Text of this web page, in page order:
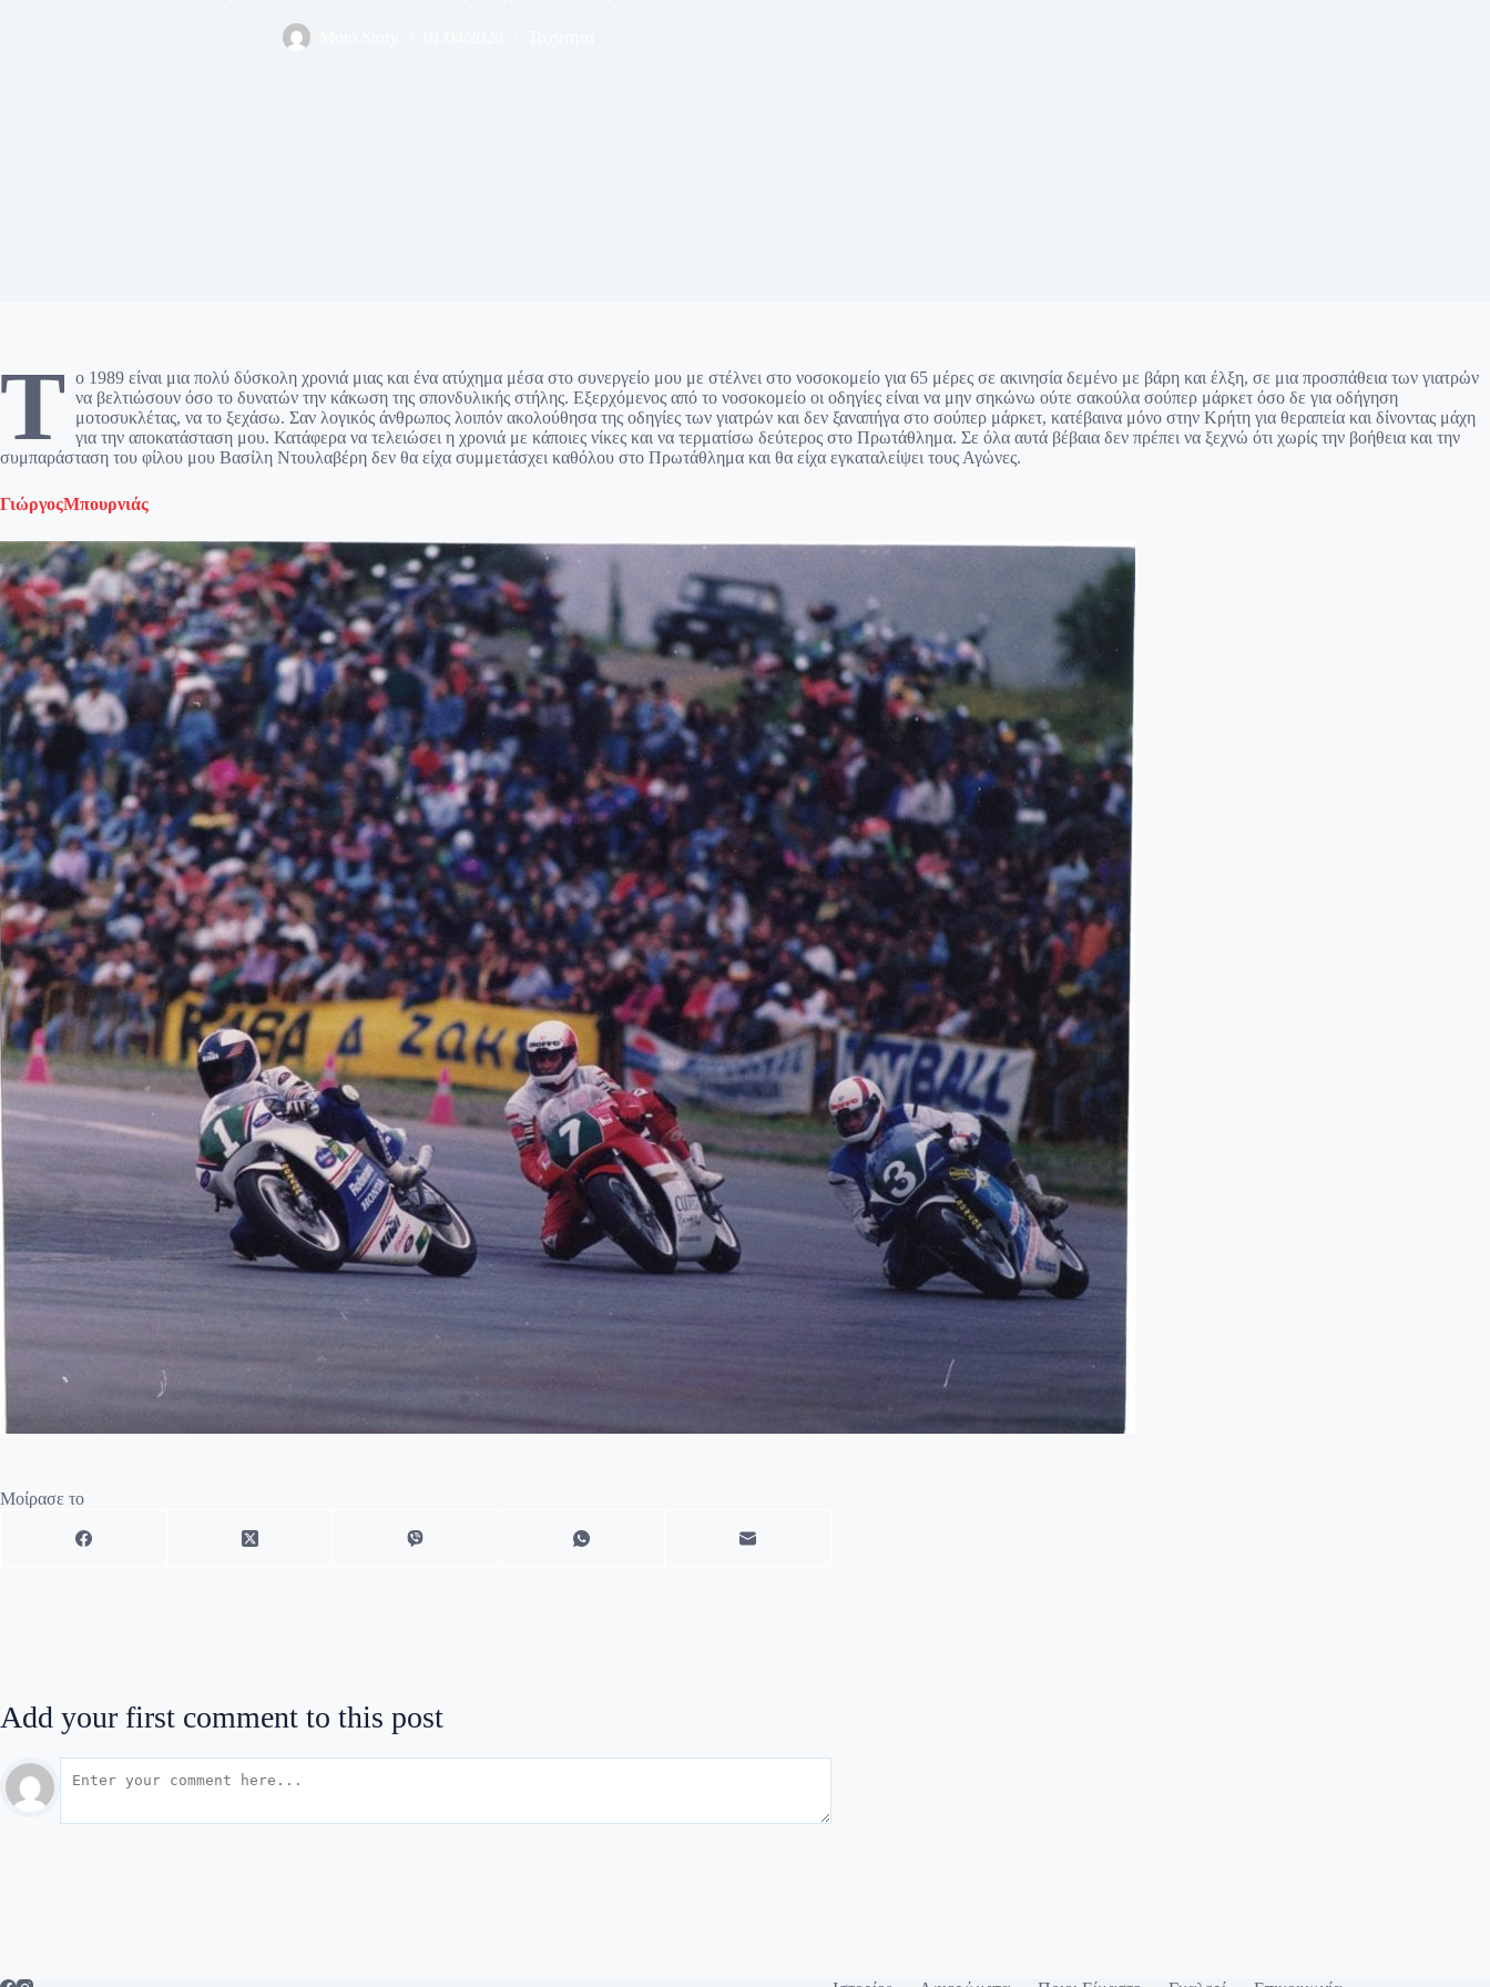
Τ ο 1989 είναι μια πολύ δύσκολη χρονιά μιας και ένα ατύχημα μέσα στο συνεργείο μου με στέλνει στο νοσοκομείο για 65 μέρες σε ακινησία δεμένο με βάρη και έλξη, σε μια προσπάθεια των γιατρών
να βελτιώσουν όσο το δυνατών την κάκωση της σπονδυλικής στήλης. Εξερχόμενος από το νοσοκομείο οι οδηγίες είναι να μην σηκώνω ούτε σακούλα σούπερ μάρκετ όσο δε για οδήγηση
μοτοσυκλέτας, να το ξεχάσω. Σαν λογικός άνθρωπος λοιπόν ακολούθησα της οδηγίες των γιατρών και δεν ξαναπήγα στο σούπερ μάρκετ, κατέβαινα μόνο στην Κρήτη για θεραπεία και δίνοντας μάχη
για την αποκατάσταση μου. Κατάφερα να τελειώσει η χρονιά με κάποιες νίκες και να τερματίσω δεύτερος στο Πρωτάθλημα. Σε όλα αυτά βέβαια δεν πρέπει να ξεχνώ ότι χωρίς την βοήθεια και την
συμπαράσταση του φίλου μου Βασίλη Ντουλαβέρη δεν θα είχα συμμετάσχει καθόλου στο Πρωτάθλημα και θα είχα εγκαταλείψει τους Αγώνες.
ΓιώργοςΜπουρνιάς
Μοίρασε το
Add your first comment to this post